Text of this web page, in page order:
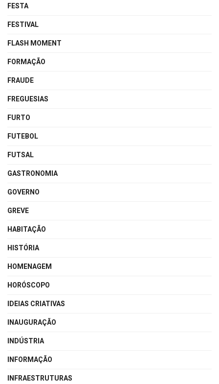
FESTA
FESTIVAL
FLASH MOMENT
FORMAÇÃO
FRAUDE
FREGUESIAS
FURTO
FUTEBOL
FUTSAL
GASTRONOMIA
GOVERNO
GREVE
HABITAÇÃO
HISTÓRIA
HOMENAGEM
HORÓSCOPO
IDEIAS CRIATIVAS
INAUGURAÇÃO
INDÚSTRIA
INFORMAÇÃO
INFRAESTRUTURAS